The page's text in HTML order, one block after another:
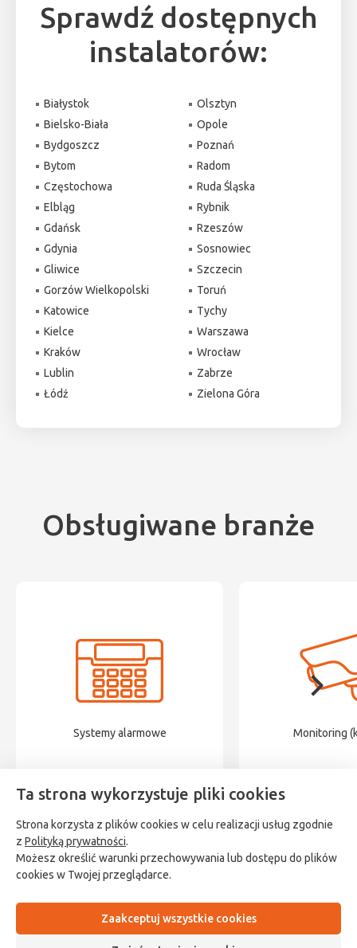
Sprawdź dostępnych
instalatorów:
Białystok
Bielsko-Biała
Bydgoszcz
Bytom
Częstochowa
Elbląg
Gdańsk
Gdynia
Gliwice
Gorzów Wielkopolski
Katowice
Kielce
Kraków
Lublin
Łódź
Olsztyn
Opole
Poznań
Radom
Ruda Śląska
Rybnik
Rzeszów
Sosnowiec
Szczecin
Toruń
Tychy
Warszawa
Wrocław
Zabrze
Zielona Góra
Obsługiwane branże
Systemy alarmowe Monitoring
O nasKontakt z nami
Ta strona wykorzystuje pliki cookies
Strona korzysta z plików cookies w celu realizacji usług zgodnie
z Polityką prywatności.
Możesz określić warunki przechowywania lub dostępu do plików
cookies w Twojej przeglądarce.
Zaakceptuj wszystkie cookies